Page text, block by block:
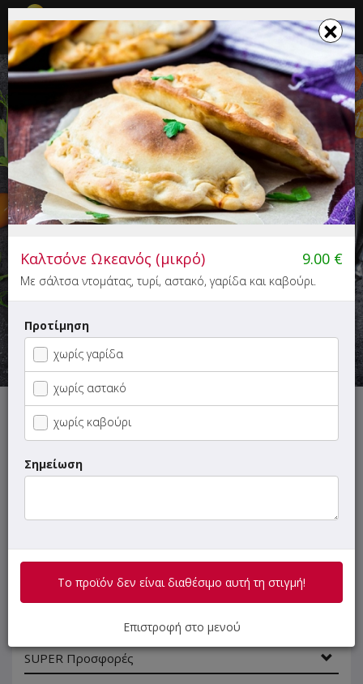
☰
COSMO PIZZA
Πίτσα - Ζυμαρικά
Πλατεία Δασίου 19, Ορεστιάδα
Αυτή τη στιγμή το κατάστημα δεν εξυπηρετεί παραγγελίες.
Γρήγορη
αναζήτηση
προϊόντος...
SUPER Προσφορές
Το καλάθι σου ενημερώθηκε ×
Καλτσόνε Ωκεανός (μικρό) 9.00 €
Με σάλτσα ντομάτας, τυρί, αστακό, γαρίδα και καβούρι.
Προτίμηση
χωρίς γαρίδα
χωρίς αστακό
χωρίς καβούρι
Σημείωση
Το προϊόν δεν είναι διαθέσιμο αυτή τη στιγμή!
Επιστροφή στο μενού
×